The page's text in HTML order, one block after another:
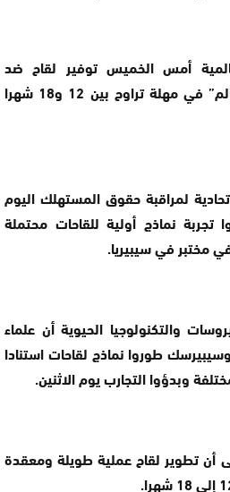
أمس الخميس توفير لقاح ضد
كوفيد-19 “في كل أرجاء العالم” في مهلة تراوح بين 12 و18 شهرا
لمراقبة حقوق المستهلك اليوم
تجربة نماذج أولية للقاحات محتملة
مختبر في سيبيريا.
والتكنولوجيا الحيوية أن علماء
طوروا نماذج لقاحات استنادا
وبدؤوا التجارب يوم الاثنين.
أن تطوير لقاح عملية طويلة ومعقدة